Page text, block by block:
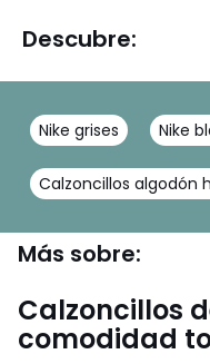
Descubre:
Nike grises Nike
Calzoncillos algodón
Más sobre:
Calzoncillos
comodidad